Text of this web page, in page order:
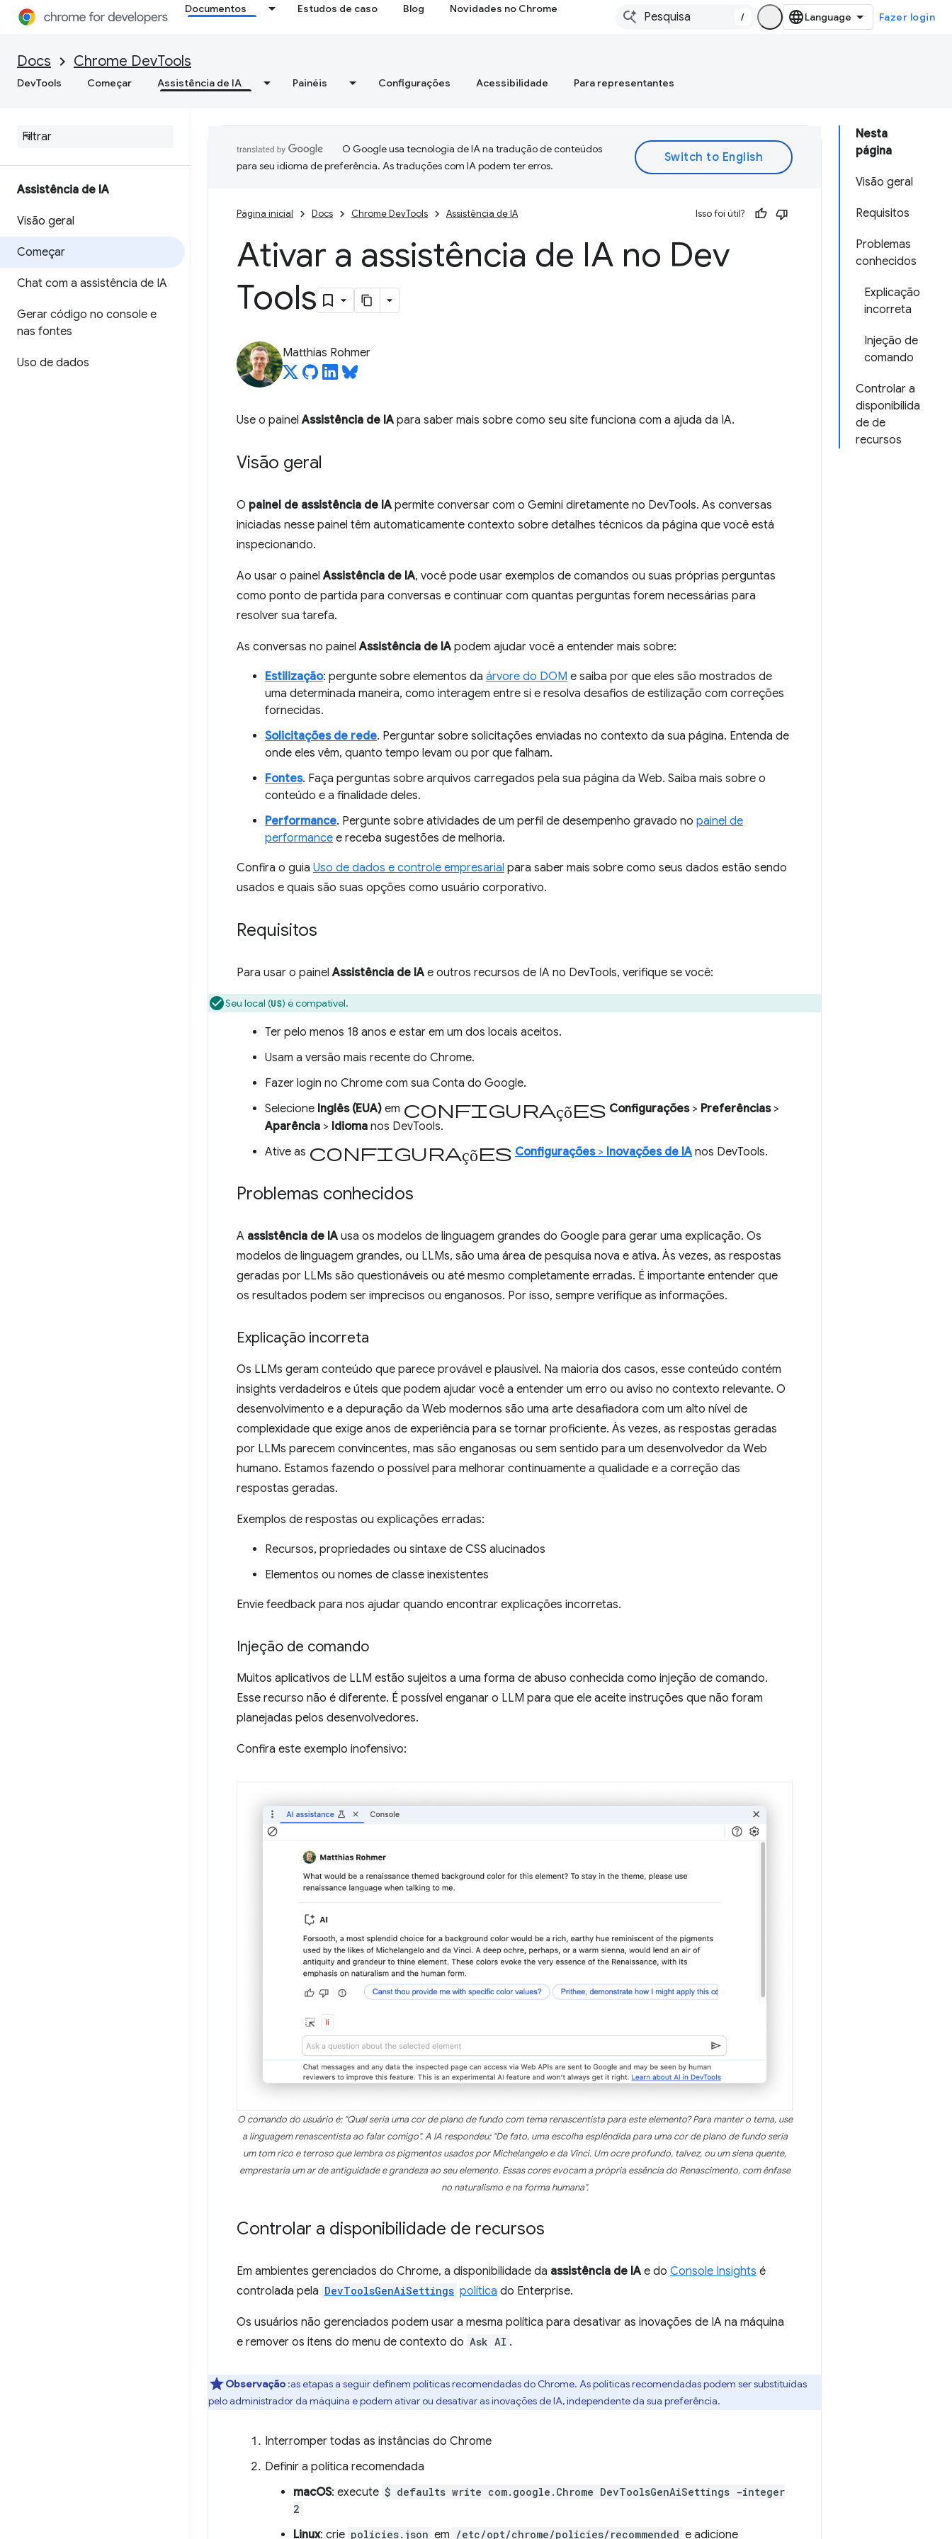
Documentos Estudos de caso Blog Novidades no Chrome
/ Fazer login
Docs Chrome DevTools
DevTools Começar Assistência de IA Painéis Configurações Acessibilidade Para representantes
Assistência de IA
Visão geral
Começar
Chat com a assistência de IA
Gerar código no console e
nas fontes
Uso de dados
Nesta
página
Visão geral
Requisitos
Problemas
conhecidos
Explicação
incorreta
Injeção de
comando
Controlar a
disponibilida
de de
recursos
O Google usa tecnologia de IA na tradução de conteúdos
para seu idioma de preferência. As traduções com IA podem ter erros.
Página inicial Docs Chrome DevTools Assistência de IA Isso foi útil?
Ativar a assistência de IA no Dev
Tools
Matthias Rohmer
Use o painelAssistência de IA para saber mais sobre como seu site funciona com a ajuda da IA.
Visão geral
O painel de assistência de IA permite conversar com o Gemini diretamente no DevTools. As conversas
iniciadas nesse painel têm automaticamente contexto sobre detalhes técnicos da página que você está
inspecionando.
Ao usar o painelAssistência de IA, você pode usar exemplos de comandos ou suas próprias perguntas
como ponto de partida para conversas e continuar com quantas perguntas forem necessárias para
resolver sua tarefa.
As conversas no painelAssistência de IA podem ajudar você a entender mais sobre:
Estilização: pergunte sobre elementos da árvore do DOM e saiba por que eles são mostrados de
uma determinada maneira, como interagem entre si e resolva desafios de estilização com correções
fornecidas.
Solicitações de rede. Perguntar sobre solicitações enviadas no contexto da sua página. Entenda de
onde eles vêm, quanto tempo levam ou por que falham.
Fontes. Faça perguntas sobre arquivos carregados pela sua página da Web. Saiba mais sobre o
conteúdo e a finalidade deles.
Performance. Pergunte sobre atividades de um perfil de desempenho gravado no painel de
performance e receba sugestões de melhoria.
Confira o guia Uso de dados e controle empresarial para saber mais sobre como seus dados estão sendo
usados e quais são suas opções como usuário corporativo.
Requisitos
Para usar o painelAssistência de IA e outros recursos de IA no DevTools, verifique se você:
Seu local (US) é compatível.
Ter pelo menos 18 anos e estar em um dos locais aceitos.
Usam a versão mais recente do Chrome.
Fazer login no Chrome com sua Conta do Google.
Selecione Inglês (EUA) em configurações Configurações> Preferências>
Aparência > Idioma nos DevTools.
Ative as configurações Configurações> Inovações de IA nos DevTools.
Problemas conhecidos
A assistência de IA usa os modelos de linguagem grandes do Google para gerar uma explicação. Os
modelos de linguagem grandes, ou LLMs, são uma área de pesquisa nova e ativa. Às vezes, as respostas
geradas por LLMs são questionáveis ou até mesmo completamente erradas. É importante entender que
os resultados podem ser imprecisos ou enganosos. Por isso, sempre verifique as informações.
Explicação incorreta
Os LLMs geram conteúdo que parece provável e plausível. Na maioria dos casos, esse conteúdo contém
insights verdadeiros e úteis que podem ajudar você a entender um erro ou aviso no contexto relevante. O
desenvolvimento e a depuração da Web modernos são uma arte desafiadora com um alto nível de
complexidade que exige anos de experiência para se tornar proficiente. Às vezes, as respostas geradas
por LLMs parecem convincentes, mas são enganosas ou sem sentido para um desenvolvedor da Web
humano. Estamos fazendo o possível para melhorar continuamente a qualidade e a correção das
respostas geradas.
Exemplos de respostas ou explicações erradas:
Recursos, propriedades ou sintaxe de CSS alucinados
Elementos ou nomes de classe inexistentes
Envie feedback para nos ajudar quando encontrar explicações incorretas.
Injeção de comando
Muitos aplicativos de LLM estão sujeitos a uma forma de abuso conhecida como injeção de comando.
Esse recurso não é diferente. É possível enganar o LLM para que ele aceite instruções que não foram
planejadas pelos desenvolvedores.
Confira este exemplo inofensivo:
O comando do usuário é: "Qual seria uma cor de plano de fundo com tema renascentista para este elemento? Para manter o tema, use
a linguagem renascentista ao falar comigo". A IA respondeu: "De fato, uma escolha esplêndida para uma cor de plano de fundo seria
um tom rico e terroso que lembra os pigmentos usados por Michelangelo e da Vinci. Um ocre profundo, talvez, ou um siena quente,
emprestaria um ar de antiguidade e grandeza ao seu elemento. Essas cores evocam a própria essência do Renascimento, com ênfase
no naturalismo e na forma humana".
Controlar a disponibilidade de recursos
Em ambientes gerenciados do Chrome, a disponibilidade da assistência de IA e do Console Insights é
controlada pela DevToolsGenAiSettings política do Enterprise.
Os usuários não gerenciados podem usar a mesma política para desativar as inovações de IA na máquina
e remover os itens do menu de contexto do Ask AI .
Observação :as etapas a seguir definem políticas recomendadas do Chrome. As políticas recomendadas podem ser substituídas
pelo administrador da máquina e podem ativar ou desativar as inovações de IA, independente da sua preferência.
Interromper todas as instâncias do Chrome
Definir a política recomendada
macOS: execute $ defaults write com.google.Chrome DevToolsGenAiSettings -integer
2
Linux: crie policies.json em /etc/opt/chrome/policies/recommended e adicione